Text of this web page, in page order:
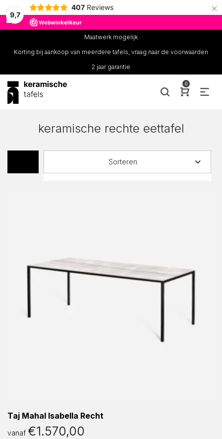
9,7
407 Reviews ×
Maatwerk mogelijk
Korting bij aankoop van meerdere tafels, vraag naar de voorwaarden
2 jaar garantie
0
keramische rechte eettafel
Sorteren
Taj Mahal Isabella Recht
vanaf €1.570,00